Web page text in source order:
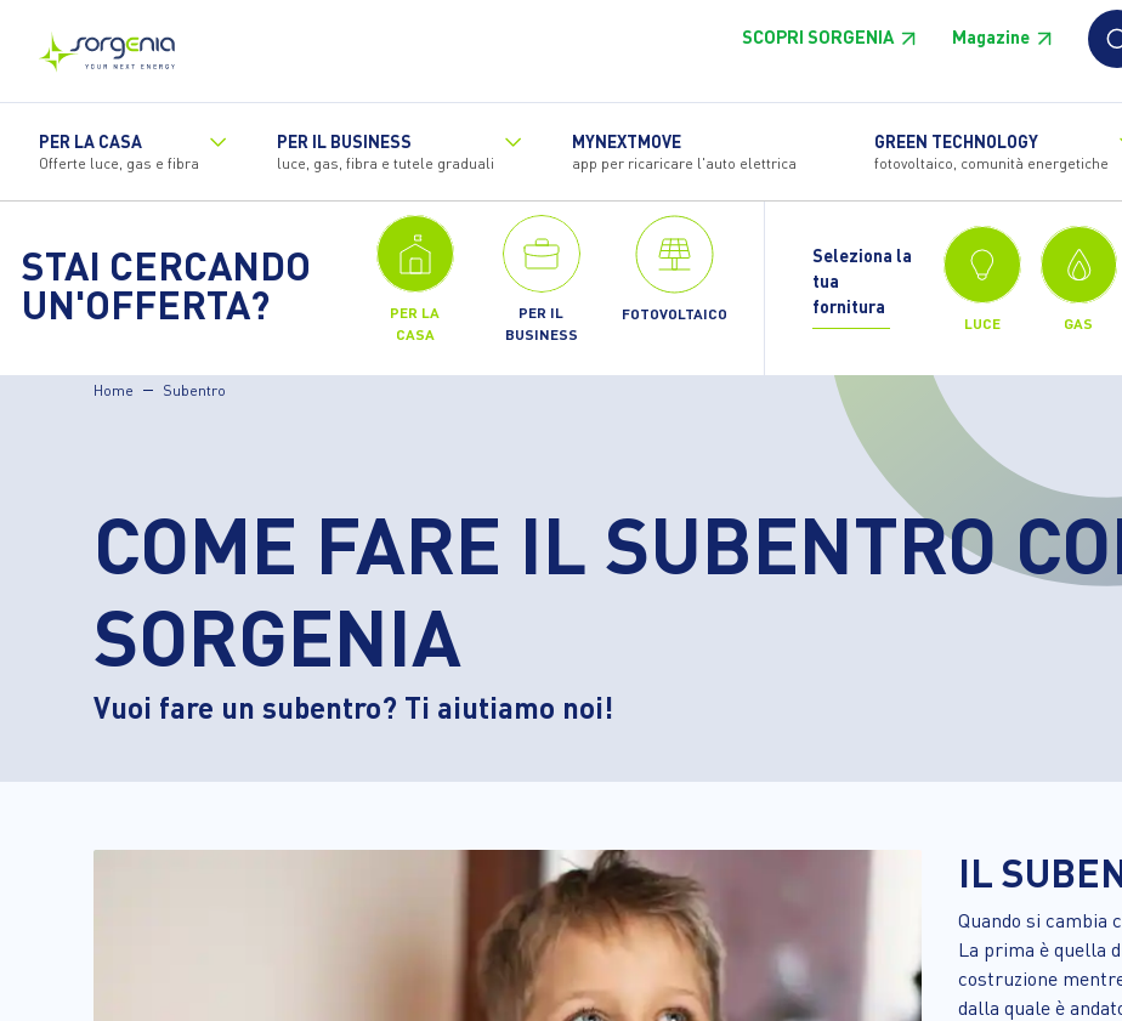
contenuto
principale
SCOPRI SORGENIA Magazine
PER LA CASA
Offerte luce, gas e fibra
PER IL BUSINESS
luce, gas, fibra e tutele graduali
MYNEXTMOVE
app per ricaricare l'auto elettrica
GREEN TECHNOLOGY
fotovoltaico, comunità energetiche
STAI CERCANDO
UN'OFFERTA?
PER LA
CASA
PER IL
BUSINESS
FOTOVOLTAICO
Seleziona la
tua
fornitura
LUCE GAS
Home Subentro
COME FARE IL SUBENTRO
SORGENIA
Vuoi fare un subentro? Ti aiutiamo noi!
IL
Quando si cambia
La prima è quella
costruzione
dalla quale è